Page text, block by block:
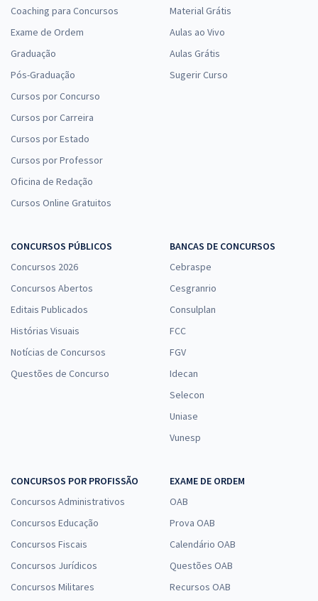
Coaching para Concursos
Exame de Ordem
Graduação
Pós-Graduação
Cursos por Concurso
Cursos por Carreira
Cursos por Estado
Cursos por Professor
Oficina de Redação
Cursos Online Gratuitos
Material Grátis
Aulas ao Vivo
Aulas Grátis
Sugerir Curso
CONCURSOS PÚBLICOS
Concursos 2026
Concursos Abertos
Editais Publicados
Histórias Visuais
Notícias de Concursos
Questões de Concurso
BANCAS DE CONCURSOS
Cebraspe
Cesgranrio
Consulplan
FCC
FGV
Idecan
Selecon
Uniase
Vunesp
CONCURSOS POR PROFISSÃO
Concursos Administrativos
Concursos Educação
Concursos Fiscais
Concursos Jurídicos
Concursos Militares
EXAME DE ORDEM
OAB
Prova OAB
Calendário OAB
Questões OAB
Recursos OAB